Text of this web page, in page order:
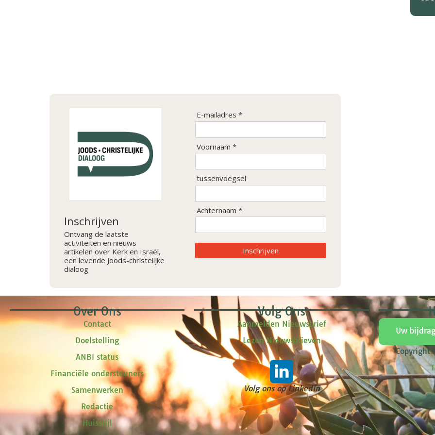
Inschrijven
Ontvang de laatste
activiteiten en nieuws
artikelen over Kerk en Israël,
een levende Joods-christelijke
dialoog
E-mailadres *
Voornaam *
tussenvoegsel
Achternaam *
Inschrijven
Over Ons
Contact
Doelstelling
ANBI status
Financiële ondersteuners
Samenwerken
Redactie
Huisstijl
Volg Ons
Aanmelden Nieuwsbrief
Lezen Nieuwsbrieven
Volg ons op LinkedIn
Uw
Copyright